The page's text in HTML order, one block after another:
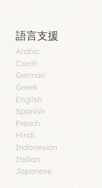
語言支援
Arabic
Czech
German
Greek
English
Spanish
French
Hindi
Indonesian
Italian
Japanese